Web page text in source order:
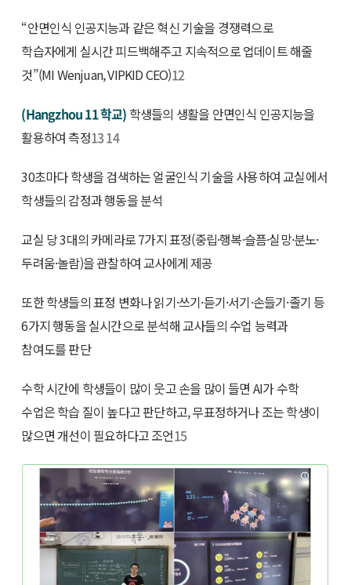
“안면인식 인공지능과 같은 혁신 기술을 경쟁력으로
학습자에게 실시간 피드백해주고 지속적으로 업데이트 해줄
것”(MI Wenjuan, VIPKID CEO)12
(Hangzhou 11 학교) 학생들의 생활을 안면인식 인공지능을
활용하여 측정1314
30초마다 학생을 검색하는 얼굴인식 기술을 사용하여 교실에서
학생들의 감정과 행동을 분석
교실 당 3대의 카메라로 7가지 표정(중립·행복·슬픔·실망·분노·
두려움·놀람)을 관찰하여 교사에게 제공
또한 학생들의 표정 변화나 읽기·쓰기·듣기·서기·손들기·졸기 등
6가지 행동을 실시간으로 분석해 교사들의 수업 능력과
참여도를 판단
수학 시간에 학생들이 많이 웃고 손을 많이 들면 AI가 수학
수업은 학습 질이 높다고 판단하고, 무표정하거나 조는 학생이
많으면 개선이 필요하다고 조언15